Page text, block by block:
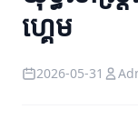
ហ្គេម
2026-05-31